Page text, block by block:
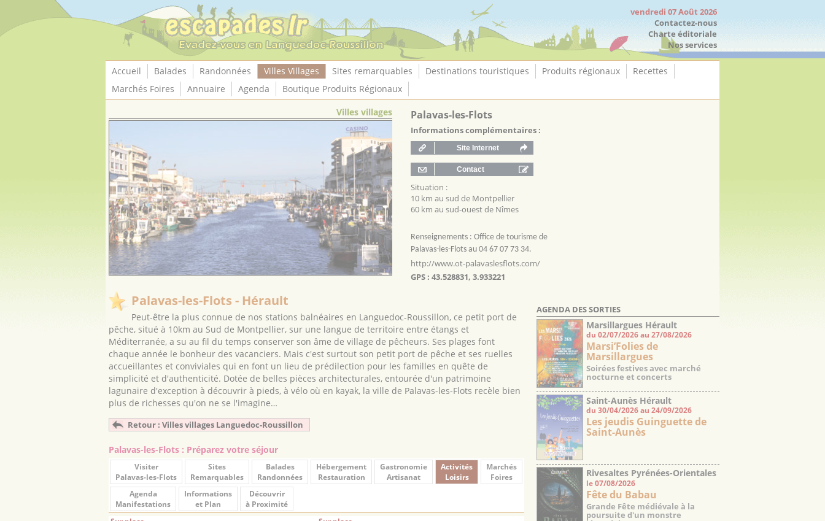
vendredi 07 Août 2026
Contactez-nous
Charte éditoriale
Nos services
Accueil Balades Randonnées Villes Villages Sites remarquables Destinations touristiques Produits régionaux
Recettes
Marchés Foires
Annuaire Agenda
Boutique Produits Régionaux
Villes villages
Palavas-les-Flots
Informations complémentaires :
Situation :
10 km au sud de Montpellier
60 km au sud-ouest de Nîmes
Renseignements : Office de tourisme de
Palavas-les-Flots au 04 67 07 73 34.
http://www.ot-palavaslesflots.com/
GPS : 43.528831, 3.933221
Palavas-les-Flots - Hérault
Peut-être la plus connue de nos stations balnéaires en Languedoc-Roussillon, ce petit port de
pêche, situé à 10km au Sud de Montpellier, sur une langue de territoire entre étangs et
Méditerranée, a su au fil du temps conserver son âme de village de pêcheurs. Ses plages font
chaque année le bonheur des vacanciers. Mais c'est surtout son petit port de pêche et ses ruelles
accueillantes et conviviales qui en font un lieu de prédilection pour les familles en quête de
simplicité et d'authenticité. Dotée de belles pièces architecturales, entourée d'un patrimoine
lagunaire d'exception à découvrir à pieds, à vélo où en kayak, la ville de Palavas-les-Flots recèle bien
plus de richesses qu'on ne se l'imagine…
Retour : Villes villages Languedoc-Roussillon
Palavas-les-Flots : Préparez votre séjour
Visiter
Palavas-les-Flots
Sites
Remarquables
Balades
Randonnées
Hébergement
Restauration
Gastronomie
Artisanat
Activités
Loisirs
Marchés
Foires
Agenda
Manifestations
Informations
et Plan
Découvrir
à Proximité
AGENDA DES SORTIES
Marsillargues Hérault
du 02/07/2026 au 27/08/2026
Marsi’Folies de
Marsillargues
Soirées festives avec marché
nocturne et concerts
Saint-Aunès Hérault
du 30/04/2026 au 24/09/2026
Les jeudis Guinguette de
Saint-Aunès
Rivesaltes Pyrénées-Orientales
le 07/08/2026
Fête du Babau
Grande Fête médiévale à la
poursuite d'un monstre
Panneau de gestion des cookies